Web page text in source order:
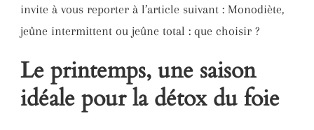
invite à vous reporter à l’article suivant : Monodiète,
jeûne intermittent ou jeûne total : que choisir ?
Le printemps, une saison
idéale pour la détox du foie